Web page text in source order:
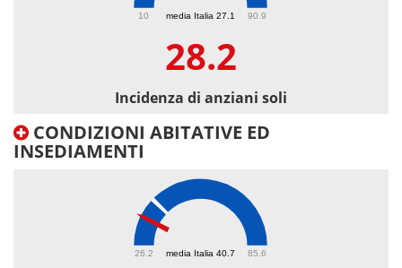
media Italia 27.1
10 90.9
28.2
Incidenza di anziani soli
CONDIZIONI ABITATIVE ED
INSEDIAMENTI
media Italia 40.7
26.2 85.6